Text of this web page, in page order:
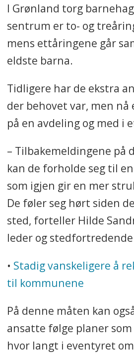
I Grønland torg
sentrum er to- og
mens ettåringene går
eldste barna.
Tidligere har de ekstra
der behovet var, men
på en avdeling og med i
– Tilbakemeldingene på
kan de forholde seg til
som igjen gir en mer
De føler seg hørt siden
sted, forteller Hilde
leder og
• Stadig vanskeligere å
til kommunene
På denne måten kan
ansatte følge planer
hvor langt i eventyret